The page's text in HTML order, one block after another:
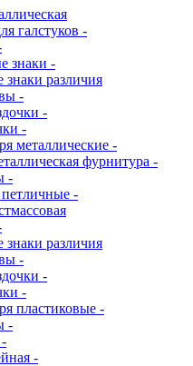
галстуков -
знаки -
различия
-
-
-
металлические -
фурнитура -
-
-
различия
-
-
-
пластиковые -
-
-